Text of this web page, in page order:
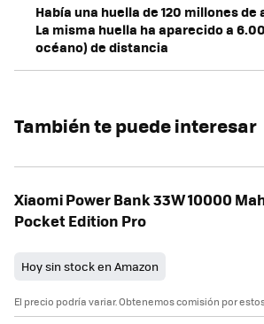
Había una huella de 120 millones de
La misma huella ha aparecido a
océano) de distancia
También te puede interesar
Xiaomi Power Bank 33W 10000
Pocket Edition Pro
Hoy sin stock en Amazon
El precio podría variar. Obtenemos comisión por